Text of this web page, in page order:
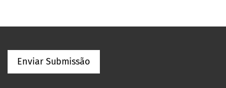
Enviar Submissão